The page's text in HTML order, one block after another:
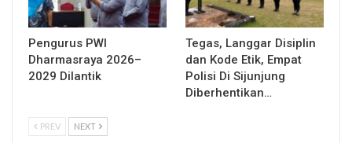
Pengurus PWI
Dharmasraya 2026–
2029 Dilantik
Tegas, Langgar Disiplin
dan Kode Etik, Empat
Polisi Di Sijunjung
Diberhentikan…
PREV NEXT